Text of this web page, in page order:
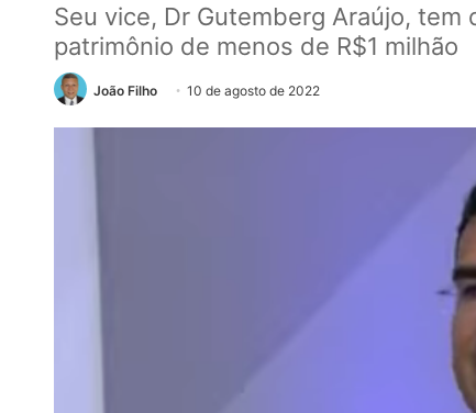
Seu vice, Dr Gutemberg Araújo,
patrimônio de menos de R$1 milhão
João Filho 10 de agosto de 2022